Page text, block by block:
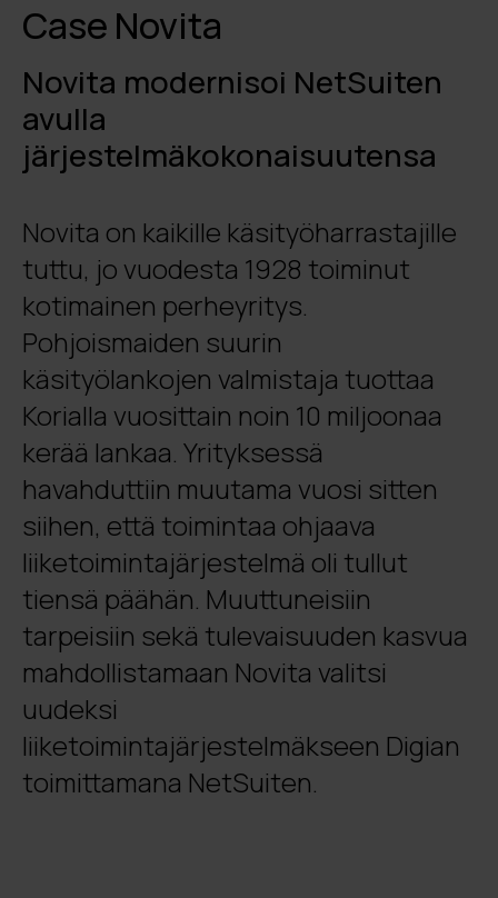
Case Novita
Novita modernisoi NetSuiten
avulla
järjestelmäkokonaisuutensa
Novita on kaikille käsityöharrastajille
tuttu, jo vuodesta 1928 toiminut
kotimainen perheyritys.
Pohjoismaiden suurin
käsityölankojen valmistaja tuottaa
Korialla vuosittain noin 10 miljoonaa
kerää lankaa. Yrityksessä
havahduttiin muutama vuosi sitten
siihen, että toimintaa ohjaava
liiketoimintajärjestelmä oli tullut
tiensä päähän. Muuttuneisiin
tarpeisiin sekä tulevaisuuden kasvua
mahdollistamaan Novita valitsi
uudeksi
liiketoimintajärjestelmäkseen Digian
toimittamana NetSuiten.